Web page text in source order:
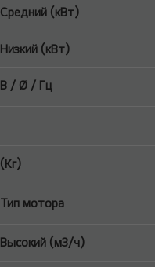
Средний (кВт)
Низкий (кВт)
В / Ø / Гц
(Кг)
Тип мотора
Высокий (м3/ч)